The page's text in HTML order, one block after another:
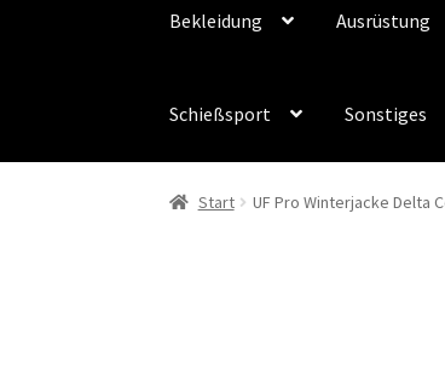
Bekleidung Ausrüstung
Schießsport Sonstiges
Start UF Pro Winterjacke Delta